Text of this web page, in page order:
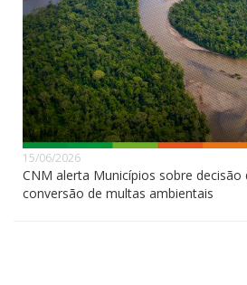
15/06/2026
CNM alerta Municípios sobre decisão
conversão de multas ambientais